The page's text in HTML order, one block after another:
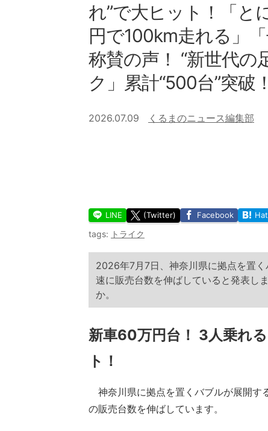
れ”で大ヒット！「と
円で100km走れる」
称賛の声！ “新世代の
ク」累計“500台”突破！
2026.07.09 くるまのニュース編集部
LINE (Twitter) Facebook
tags: トライク
2026年7月7日、神奈川県に拠点を置
速に販売台数を伸ばしていると発表し
か。
新車60万円台！ 3人乗れ
ト！
神奈川県に拠点を置くバブルが展開す
の販売台数を伸ばしています。